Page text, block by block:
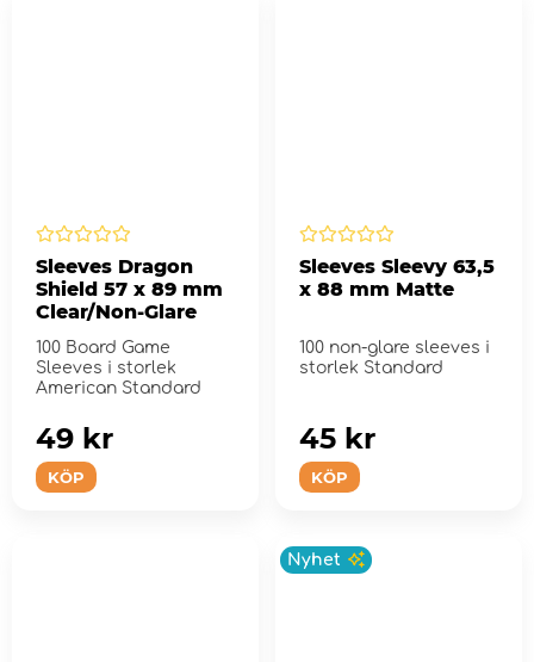
Sleeves Dragon
Shield 57 x 89 mm
Clear/Non-Glare
100 Board Game
Sleeves i storlek
American Standard
KÖP
49 kr
Sleeves Sleevy 63,5
x 88 mm Matte
100 non-glare sleeves i
storlek Standard
KÖP
45 kr
Nyhet